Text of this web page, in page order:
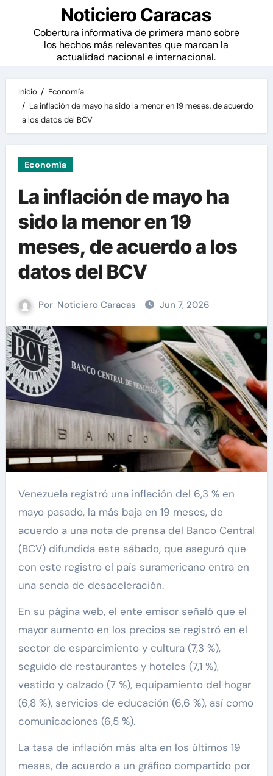
Noticiero Caracas
Cobertura informativa de primera mano sobre
los hechos más relevantes que marcan la
actualidad nacional e internacional.
Inicio
Economía
La inflación de mayo ha sido la menor en 19 meses, de acuerdo
a los datos del BCV
Economía
La inflación de mayo ha
sido la menor en 19
meses, de acuerdo a los
datos del BCV
Por Noticiero Caracas Jun 7, 2026
Venezuela registró una inflación del 6,3 % en
mayo pasado, la más baja en 19 meses, de
acuerdo a una nota de prensa del Banco Central
(BCV) difundida este sábado, que aseguró que
con este registro el país suramericano entra en
una senda de desaceleración.
En su página web, el ente emisor señaló que el
mayor aumento en los precios se registró en el
sector de esparcimiento y cultura (7,3 %),
seguido de restaurantes y hoteles (7,1 %),
vestido y calzado (7 %), equipamiento del hogar
(6,8 %), servicios de educación (6,6 %), así como
comunicaciones (6,5 %).
La tasa de inflación más alta en los últimos 19
meses, de acuerdo a un gráfico compartido por